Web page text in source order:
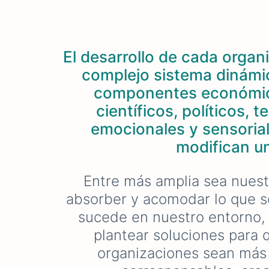
El desarrollo de cada
complejo sistema
componentes
científicos, políticos,
emocionales y
modifican
Entre más amplia sea
absorber y acomodar lo que
sucede en nuestro
plantear soluciones para
organizaciones sean